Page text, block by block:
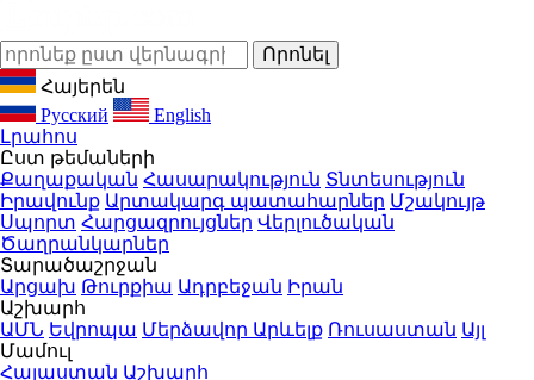
Հայերեն
Русский
English
Լրահոս
Ըստ թեմաների
Քաղաքական Հասարակություն Տնտեսություն
Իրավունք Արտակարգ պատահարներ Մշակույթ
Սպորտ Հարցազրույցներ Վերլուծական
Ծաղրանկարներ
Տարածաշրջան
Արցախ Թուրքիա Ադրբեջան Իրան
Աշխարհ
ԱՄՆ Եվրոպա Մերձավոր Արևելք Ռուսաստան Այլ
Մամուլ
Հայաստան Աշխարհ